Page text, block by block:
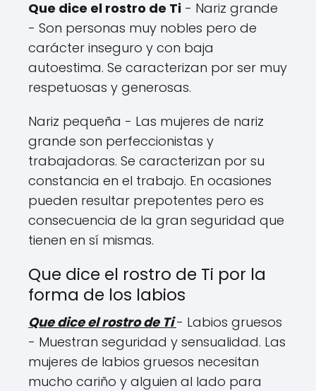
Que dice el rostro de Ti - Nariz grande
- Son personas muy nobles pero de
carácter inseguro y con baja
autoestima. Se caracterizan por ser muy
respetuosas y generosas.
Nariz pequeña - Las mujeres de nariz
grande son perfeccionistas y
trabajadoras. Se caracterizan por su
constancia en el trabajo. En ocasiones
pueden resultar prepotentes pero es
consecuencia de la gran seguridad que
tienen en sí mismas.
Que dice el rostro de Ti por la
forma de los labios
Que dice el rostro de Ti - Labios gruesos
- Muestran seguridad y sensualidad. Las
mujeres de labios gruesos necesitan
mucho cariño y alguien al lado para